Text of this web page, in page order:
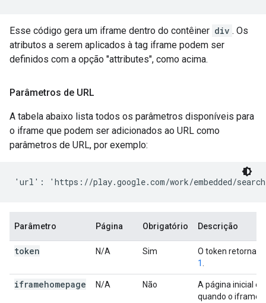
Esse código gera um iframe dentro do contêiner div . Os
atributos a serem aplicados à tag iframe podem ser
definidos com a opção "attributes", como acima.
Parâmetros de URL
A tabela abaixo lista todos os parâmetros disponíveis para
o iframe que podem ser adicionados ao URL como
parâmetros de URL, por exemplo:
Parâmetro Página Obrigatório Descrição
token N/A Sim
O token
1.
iframehomepage N/A Não
A página inicial
quando o iframe é